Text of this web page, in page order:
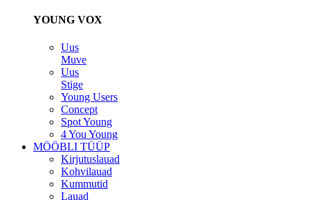
YOUNG VOX
Uus
Muve
Uus
Stige
Young Users
Concept
Spot Young
4 You Young
MÖÖBLI TÜÜP
Kirjutuslauad
Kohvilauad
Kummutid
Lauad